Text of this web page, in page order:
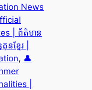
News
| ព័ត៌មាន
ខ្មែរ |
, 👤
|